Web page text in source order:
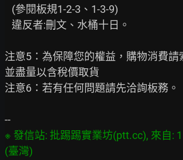
注意5：為保障您的權益，購物消費請
並盡量以含稅價取貨
注意6：若有任何問題請先洽詢板務。
※ 發信站: 批踢踢實業坊(ptt.cc), 來自:
(臺灣)